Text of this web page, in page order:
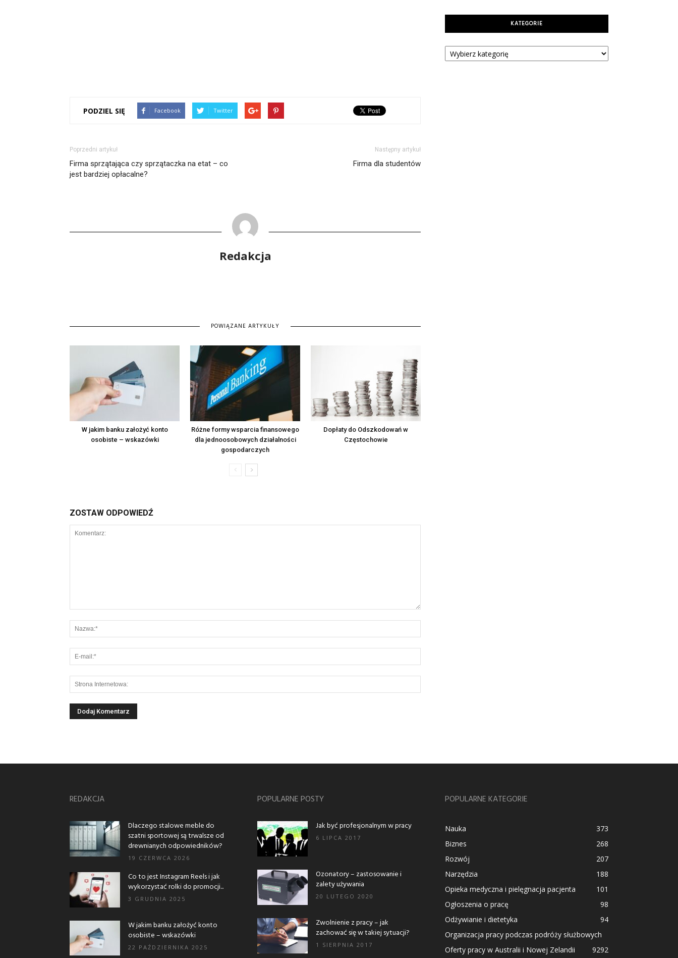
PODZIEL SIĘ Facebook Twitter
Poprzedni artykuł
Firma sprzątająca czy sprzątaczka na etat – co
jest bardziej opłacalne?
Następny artykuł
Firma dla studentów
Redakcja
POWIĄZANE ARTYKUŁY
W jakim banku założyć konto
osobiste – wskazówki
Różne formy wsparcia finansowego
dla jednoosobowych działalności
gospodarczych
Dopłaty do Odszkodowań w
Częstochowie
ZOSTAW ODPOWIEDŹ
KATEGORIE
Kategorie
REDAKCJA
Dlaczego stalowe meble do
szatni sportowej są trwalsze od
drewnianych odpowiedników?
19 CZERWCA 2026
Co to jest Instagram Reels i jak
wykorzystać rolki do promocji...
3 GRUDNIA 2025
W jakim banku założyć konto
osobiste – wskazówki
22 PAŹDZIERNIKA 2025
POPULARNE POSTY
Jak być profesjonalnym w pracy
6 LIPCA 2017
Ozonatory – zastosowanie i
zalety używania
20 LUTEGO 2020
Zwolnienie z pracy – jak
zachować się w takiej sytuacji?
1 SIERPNIA 2017
POPULARNE KATEGORIE
Nauka
373
Biznes
268
Rozwój
207
Narzędzia
188
Opieka medyczna i pielęgnacja pacjenta
101
Ogłoszenia o pracę
98
Odżywianie i dietetyka
94
Organizacja pracy podczas podróży służbowych
92
Oferty pracy w Australii i Nowej Zelandii 92